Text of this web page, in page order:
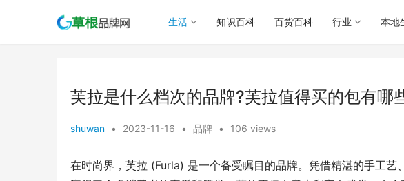
生活 知识百科 百货百科 行业 本地
芙拉是什么档次的品牌?芙拉值得买的包有哪
shuwan • 2023-11-16 • 品牌 • 106 views
在时尚界，芙拉 (Furla) 是一个备受瞩目的品牌。凭借精湛的手工